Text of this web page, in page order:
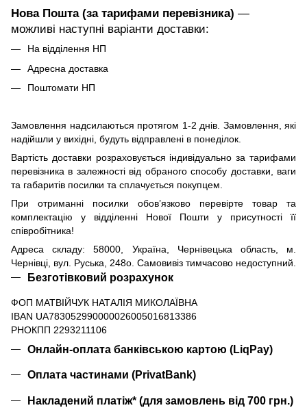
Нова Пошта (за тарифами перевізника) —
можливі наступні варіанти доставки:
На відділення НП
Адресна доставка
Поштомати НП
Замовлення надсилаються протягом 1-2 днів. Замовлення, які
надійшли у вихідні, будуть відправлені в понеділок.
Вартість доставки розраховується індивідуально за тарифами
перевізника в залежності від обраного способу доставки, ваги
та габаритів посилки та сплачується покупцем.
При отриманні посилки обов’язково перевірте товар та
комплектацію у відділенні Нової Пошти у присутності її
співробітника!
Адреса складу: 58000, Україна, Чернівецька область, м.
Чернівці, вул. Руська, 248о. Самовивіз тимчасово недоступний.
Безготівковий розрахунок
ФОП МАТВІЙЧУК НАТАЛІЯ МИКОЛАЇВНА
IBAN UA783052990000026005016813386
РНОКПП 2293211106
Онлайн-оплата банківською картою (LiqPay)
Оплата частинами (PrivatBank)
Накладений платіж* (для замовлень від 700 грн.)